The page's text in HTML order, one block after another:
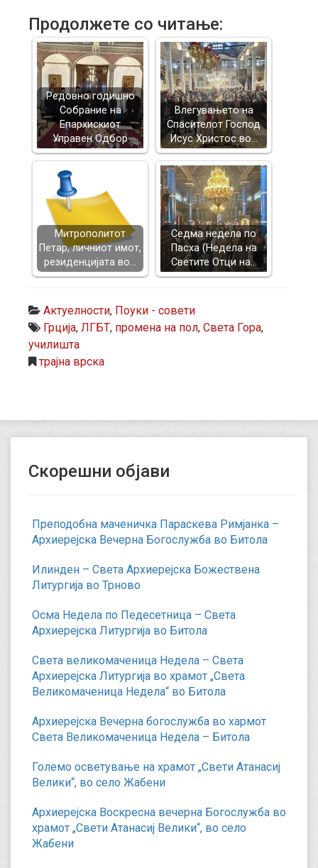
Продолжете со читање:
Редовно годишно
Собрание на
Епархискиот
Управен Одбор
Влегувањето на
Спасителот Господ
Исус Христос во…
Митрополитот
Петар, личниот имот,
резиденцијата во…
Седма недела по
Пасха (Недела на
Светите Отци на…
Актуелности, Поуки - совети
Грција, ЛГБТ, промена на пол, Света Гора,
училишта
трајна врска
Скорешни објави
Преподобна маченичка Параскева Римјанка –
Архиерејска Вечерна Богослужба во Битола
Илинден – Света Архиерејска Божествена
Литургија во Трново
Осма Недела по Педесетница – Света
Архиерејска Литургија во Битола
Света великомаченица Недела – Света
Архиерејска Литургија во храмот „Света
Великомаченица Недела“ во Битола
Архиерејска Вечерна богослужба во хармот
Света Великомаченица Недела – Битола
Големо осветување на храмот „Свети Атанасиј
Велики“, во село Жабени
Архиерејска Воскресна вечерна Богослужба во
храмот „Свети Атанасиј Велики“, во село
Жабени